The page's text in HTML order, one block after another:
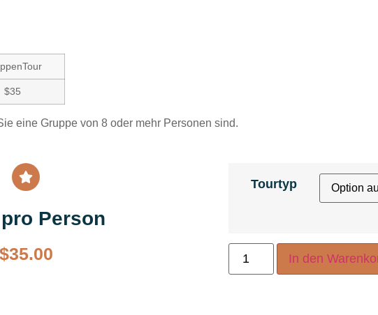
$35
eine Gruppe von 8 oder mehr Personen sind.
Person
$35.00
Tourtyp
In den